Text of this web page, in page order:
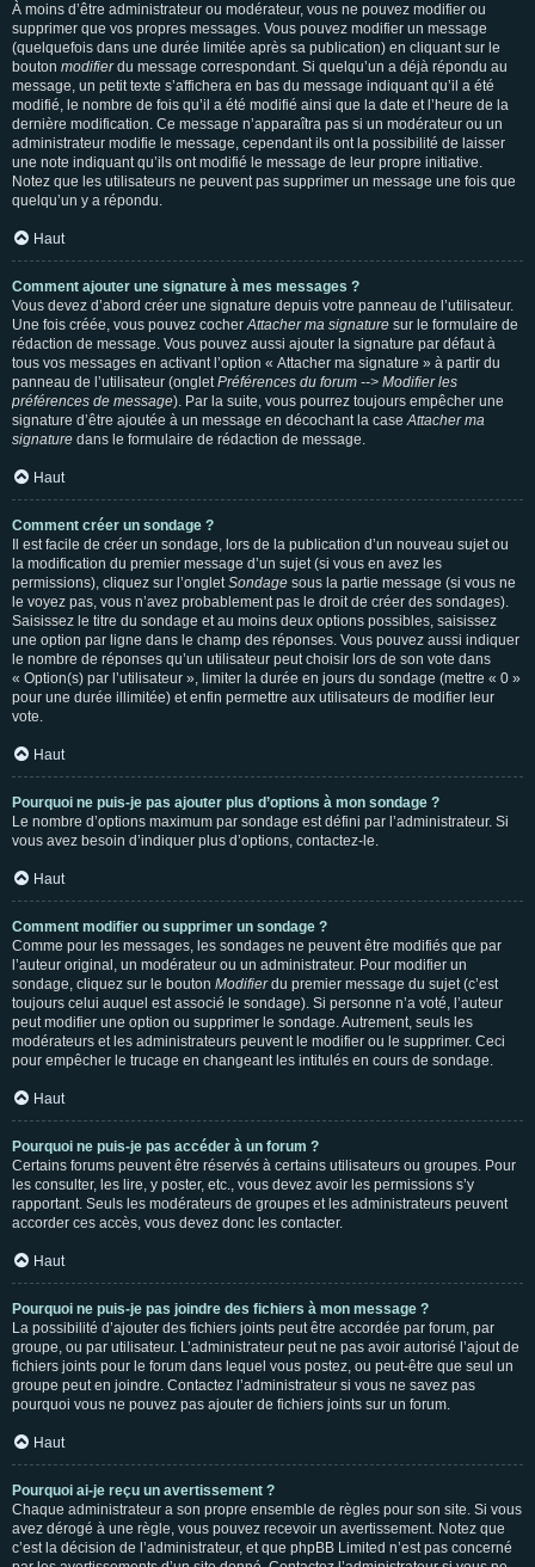
À moins d’être administrateur ou modérateur, vous ne pouvez modifier ou
supprimer que vos propres messages. Vous pouvez modifier un message
(quelquefois dans une durée limitée après sa publication) en cliquant sur le
bouton modifierdu message correspondant. Si quelqu’un a déjà répondu au
message, un petit texte s’affichera en bas du message indiquant qu’il a été
modifié, le nombre de fois qu’il a été modifié ainsi que la date et l’heure de la
dernière modification. Ce message n’apparaîtra pas si un modérateur ou un
administrateur modifie le message, cependant ils ont la possibilité de laisser
une note indiquant qu’ils ont modifié le message de leur propre initiative.
Notez que les utilisateurs ne peuvent pas supprimer un message une fois que
quelqu’un y a répondu.
Haut
Comment ajouter une signature à mes messages ?
Vous devez d’abord créer une signature depuis votre panneau de l’utilisateur.
Une fois créée, vous pouvez cocherAttacher ma signature sur le formulaire de
rédaction de message. Vous pouvez aussi ajouter la signature par défaut à
tous vos messages en activant l’option « Attacher ma signature » à partir du
panneau de l’utilisateur (ongletPréférences du forum --> Modifier les
préférences de message). Par la suite, vous pourrez toujours empêcher une
signature d’être ajoutée à un message en décochant la caseAttacher ma
signature dans le formulaire de rédaction de message.
Haut
Comment créer un sondage ?
Il est facile de créer un sondage, lors de la publication d’un nouveau sujet ou
la modification du premier message d’un sujet (si vous en avez les
permissions), cliquez sur l’ongletSondage sous la partie message (si vous ne
le voyez pas, vous n’avez probablement pas le droit de créer des sondages).
Saisissez le titre du sondage et au moins deux options possibles, saisissez
une option par ligne dans le champ des réponses. Vous pouvez aussi indiquer
le nombre de réponses qu’un utilisateur peut choisir lors de son vote dans
« Option(s) par l’utilisateur », limiter la durée en jours du sondage (mettre « 0 »
pour une durée illimitée) et enfin permettre aux utilisateurs de modifier leur
vote.
Haut
Pourquoi ne puis-je pas ajouter plus d’options à mon sondage ?
Le nombre d’options maximum par sondage est défini par l’administrateur. Si
vous avez besoin d’indiquer plus d’options, contactez-le.
Haut
Comment modifier ou supprimer un sondage ?
Comme pour les messages, les sondages ne peuvent être modifiés que par
l’auteur original, un modérateur ou un administrateur. Pour modifier un
sondage, cliquez sur le bouton Modifierdu premier message du sujet (c’est
toujours celui auquel est associé le sondage). Si personne n’a voté, l’auteur
peut modifier une option ou supprimer le sondage. Autrement, seuls les
modérateurs et les administrateurs peuvent le modifier ou le supprimer. Ceci
pour empêcher le trucage en changeant les intitulés en cours de sondage.
Haut
Pourquoi ne puis-je pas accéder à un forum ?
Certains forums peuvent être réservés à certains utilisateurs ou groupes. Pour
les consulter, les lire, y poster, etc., vous devez avoir les permissions s’y
rapportant. Seuls les modérateurs de groupes et les administrateurs peuvent
accorder ces accès, vous devez donc les contacter.
Haut
Pourquoi ne puis-je pas joindre des fichiers à mon message ?
La possibilité d’ajouter des fichiers joints peut être accordée par forum, par
groupe, ou par utilisateur. L’administrateur peut ne pas avoir autorisé l’ajout de
fichiers joints pour le forum dans lequel vous postez, ou peut-être que seul un
groupe peut en joindre. Contactez l’administrateur si vous ne savez pas
pourquoi vous ne pouvez pas ajouter de fichiers joints sur un forum.
Haut
Pourquoi ai-je reçu un avertissement ?
Chaque administrateur a son propre ensemble de règles pour son site. Si vous
avez dérogé à une règle, vous pouvez recevoir un avertissement. Notez que
c’est la décision de l’administrateur, et que phpBB Limited n’est pas concerné